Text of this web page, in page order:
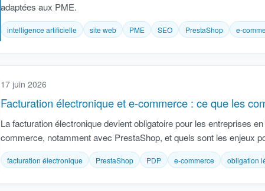
adaptées aux PME.
intelligence artificielle site web PME SEO PrestaShop e-
17 juin 2026
Facturation électronique et e-commerce : ce que les
La facturation électronique devient obligatoire pour les entreprises
commerce, notamment avec PrestaShop, et quels sont les enjeux
facturation électronique PrestaShop PDP e-commerce obligation